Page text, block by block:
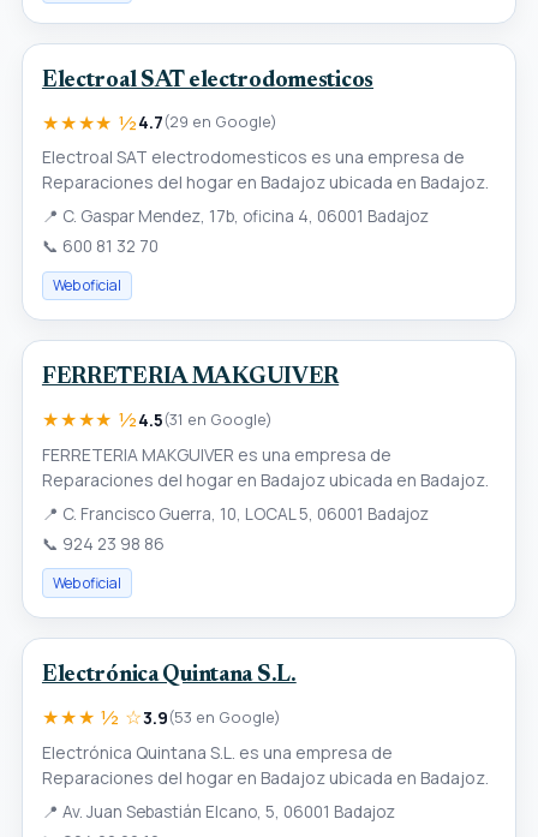
Electroal SAT electrodomesticos
★★★★ ½4.7(29 en Google)
Electroal SAT electrodomesticos es una empresa de
Reparaciones del hogar en Badajoz ubicada en Badajoz.
📍 C. Gaspar Mendez, 17b, oficina 4, 06001 Badajoz
📞 600 81 32 70
Web oficial
FERRETERIA MAKGUIVER
★★★★ ½4.5(31 en Google)
FERRETERIA MAKGUIVER es una empresa de
Reparaciones del hogar en Badajoz ubicada en Badajoz.
📍 C. Francisco Guerra, 10, LOCAL 5, 06001 Badajoz
📞 924 23 98 86
Web oficial
Electrónica Quintana S.L.
★★★ ½ ☆3.9(53 en Google)
Electrónica Quintana S.L. es una empresa de
Reparaciones del hogar en Badajoz ubicada en Badajoz.
📍 Av. Juan Sebastián Elcano, 5, 06001 Badajoz